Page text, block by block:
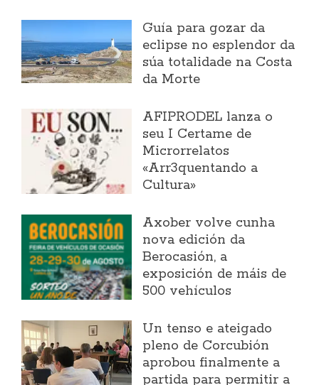
Guía para gozar da
eclipse no esplendor da
súa totalidade na Costa
da Morte
AFIPRODEL lanza o
seu I Certame de
Microrrelatos
«Arr3quentando a
Cultura»
Axober volve cunha
nova edición da
Berocasión, a
exposición de máis de
500 vehículos
Un tenso e ateigado
pleno de Corcubión
aprobou finalmente a
partida para permitir a